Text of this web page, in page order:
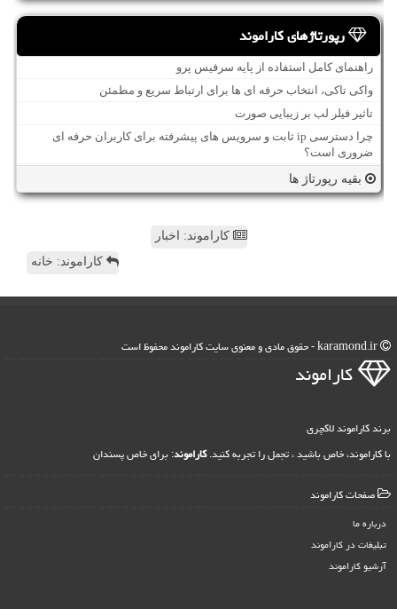
رپورتاژهای کاراموند
راهنمای کامل استفاده از پایه سرفیس پرو
واکی تاکی، انتخاب حرفه ای ها برای ارتباط سریع و مطمئن
تاثیر فیلر لب بر زیبایی صورت
چرا دسترسی ip ثابت و سرویس های پیشرفته برای کاربران حرفه ای
ضروری است؟
بقیه رپورتاژ ها
کاراموند: اخبار
کاراموند: خانه
كاراموند
برند کاراموند لاکچری
با کاراموند، خاص باشید ، تجمل را تجربه کنید.کاراموند: برای خاص پسندان
صفحات كاراموند
درباره ما
تبلیغات در كاراموند
آرشیو كاراموند